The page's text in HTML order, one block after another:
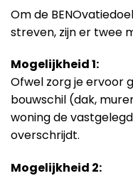
Om de
streven, zijn er twee
Mogelijkheid 1:
Ofwel zorg je ervoor
bouwschil (dak,
woning de
overschrijdt.
Mogelijkheid 2: